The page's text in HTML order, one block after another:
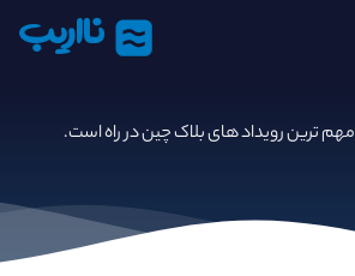
نااریب
مهم ترین رویداد های بلاک چین در راه است.